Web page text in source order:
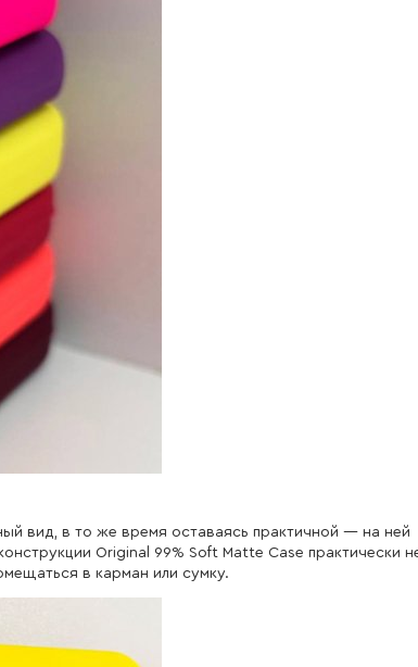
вид, в то же время оставаясь практичной — на ней
Original 99% Soft Matte Case практически
в карман или сумку.